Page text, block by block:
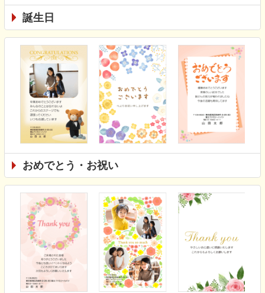
誕生日
おめでとう・お祝い